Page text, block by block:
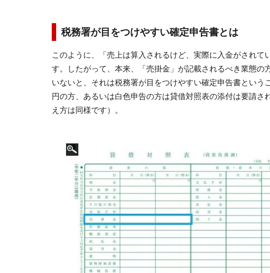
税務署が目をつけやすい確定申告書とは
このように、「売上は算入されるけど、実際に入金がされて
す。したがって、本来、「売掛金」が記載されるべき業態の
いないと、それは税務署が目をつけやすい確定申告書という
円の方、あるいは白色申告の方は貸借対照表の添付は要請さ
え方は同様です）。